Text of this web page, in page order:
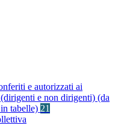
e autorizzati ai
e non dirigenti) (da
tabelle) 21